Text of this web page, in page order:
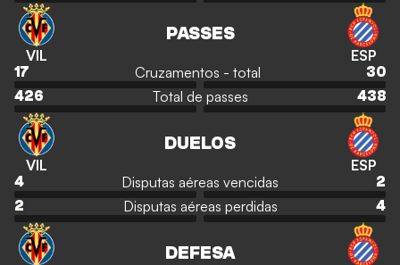
VIL
PASSES
ESP
17 Cruzamentos - total
30
426
Total de passes 438
VIL
DUELOS
ESP
4 Disputas aéreas vencidas
2
2
Disputas aéreas perdidas 4
DEFESA